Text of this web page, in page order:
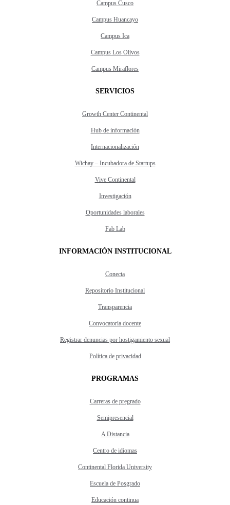
Campus Cusco
Campus Huancayo
Campus Ica
Campus Los Olivos
Campus Miraflores
SERVICIOS
Growth Center Continental
Hub de información
Internacionalización
Wichay – Incubadora de Startups
Vive Continental
Investigación
Oportunidades laborales
Fab Lab
INFORMACIÓN INSTITUCIONAL
Conecta
Repositorio Institucional
Transparencia
Convocatoria docente
Registrar denuncias por hostigamiento sexual
Política de privacidad
PROGRAMAS
Carreras de pregrado
Semipresencial
A Distancia
Centro de idiomas
Continental Florida University
Escuela de Posgrado
Educación continua